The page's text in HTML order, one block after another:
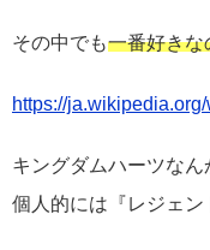
その中でも一番好きな
https://
キングダムハーツなん
個人的には『レジェン